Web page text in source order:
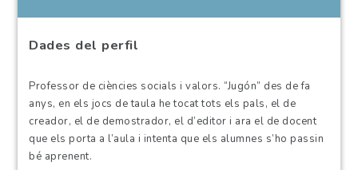
Dades del perfil
Professor de ciències socials i valors. “Jugón” des de fa
anys, en els jocs de taula he tocat tots els pals, el de
creador, el de demostrador, el d’editor i ara el de docent
que els porta a l’aula i intenta que els alumnes s’ho passin
bé aprenent.